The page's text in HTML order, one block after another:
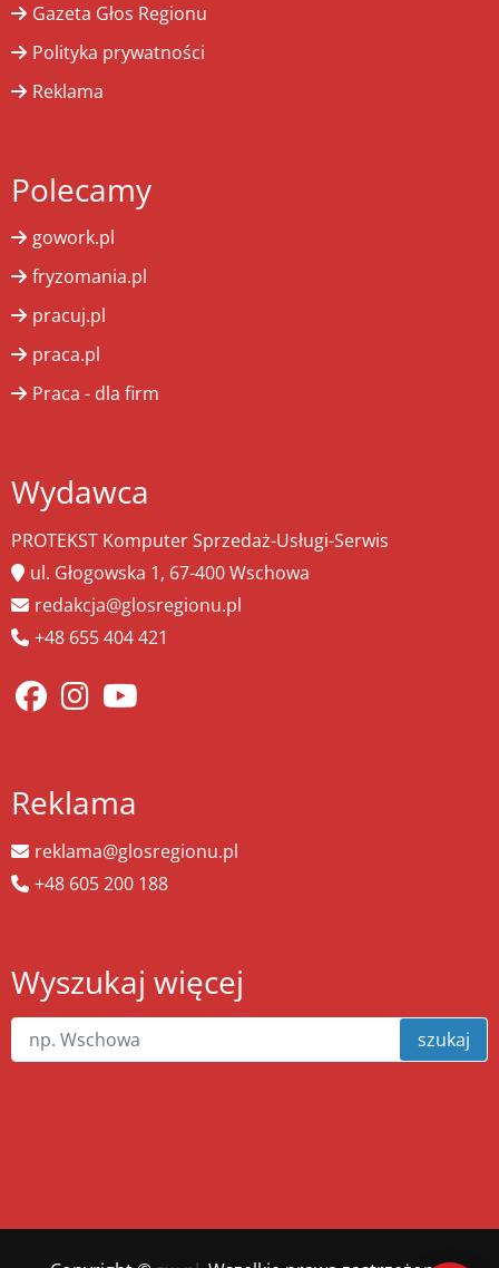
Gazeta Głos Regionu
Polityka prywatności
Reklama
Polecamy
gowork.pl
fryzomania.pl
pracuj.pl
praca.pl
Praca - dla firm
Wydawca
PROTEKST Komputer Sprzedaż-Usługi-Serwis
ul. Głogowska 1, 67-400 Wschowa
redakcja@glosregionu.pl
+48 655 404 421
Reklama
reklama@glosregionu.pl
+48 605 200 188
Wyszukaj więcej
szukaj